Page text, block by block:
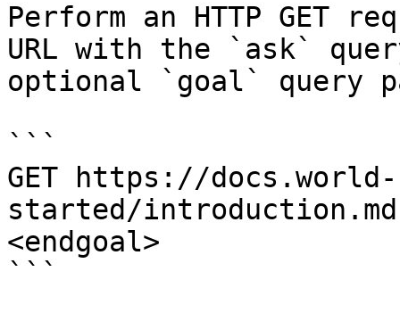
Perform an HTTP GET
URL with the `ask`
optional `goal` query
```
GET https://
started/
<endgoal>
```